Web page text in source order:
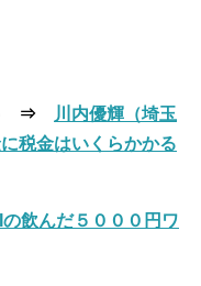
♪ ⇒
川内優輝（埼玉
税金はいくらかかる
飲んだ５０００円ワ